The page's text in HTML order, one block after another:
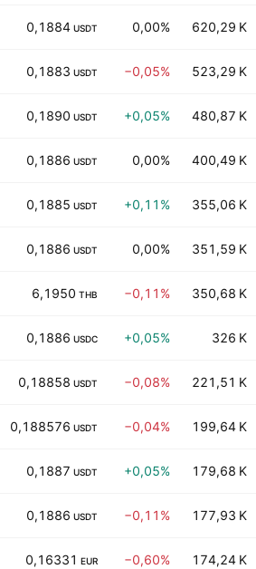
0,1884 USDT 0,00% 620,29 K
0,1883 USDT −0,05% 523,29 K
0,1890 USDT +0,05% 480,87 K
0,1886 USDT 0,00% 400,49 K
0,1885 USDT +0,11% 355,06 K
0,1886 USDT 0,00% 351,59 K
6,1950 THB −0,11% 350,68 K
0,1886 USDC +0,05% 326 K
0,18858 USDT −0,08% 221,51 K
0,188576 USDT −0,04% 199,64 K
0,1887 USDT +0,05% 179,68 K
0,1886 USDT −0,11% 177,93 K
0,16331 EUR −0,60% 174,24 K